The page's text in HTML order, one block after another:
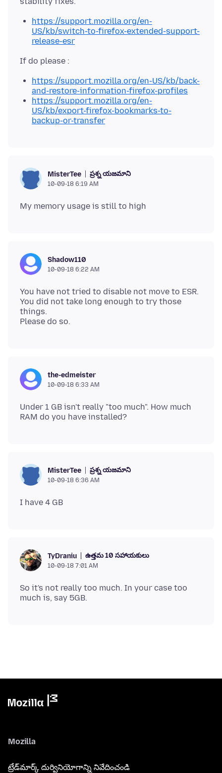
https://support.mozilla.org/en-
US/kb/switch-to-firefox-extended-support-
release-esr
https://support.mozilla.org/en-US/kb/back-
and-restore-information-firefox-profiles
https://support.mozilla.org/en-
US/kb/export-firefox-bookmarks-to-
backup-or-transfer
MisterTee ప్రశ్న యజమాని
10-09-18 6:19 AM
Shadow110
10-09-18 6:22 AM
You have not tried to disable not move to ESR.
You did not take long enough to try those
things.
the-edmeister
10-09-18 6:33 AM
Under 1 GB isn't really "too much". How much
MisterTee ప్రశ్న యజమాని
10-09-18 6:36 AM
TyDraniu ఉత్తమ 10 సహాయకులు
10-09-18 7:01 AM
So it's not really too much. In your case too
Mozilla
ట్రేడ్‌మార్క్ దుర్వినియోగాన్ని నివేదించండి